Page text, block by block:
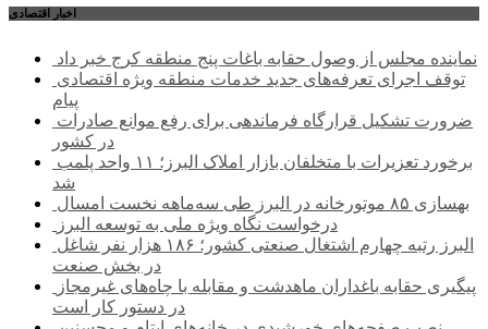
اخبار اقتصادی
نماینده مجلس از وصول حقابه باغات پنج منطقه کرج خبر داد
پیام
در کشور
شد
بهسازی ۸۵ موتورخانه در البرز طی سه‌ماهه نخست امسال
درخواست نگاه ویژه ملی به توسعه البرز
در بخش صنعت
در دستور کار است